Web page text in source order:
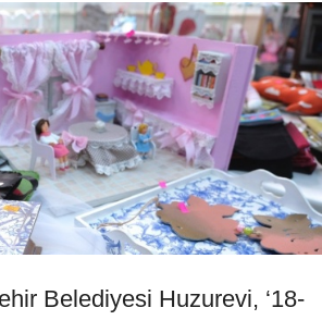
Belediyesi Huzurevi, ‘18-